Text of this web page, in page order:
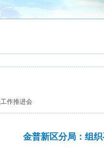
作推进会
金普新区分局：组